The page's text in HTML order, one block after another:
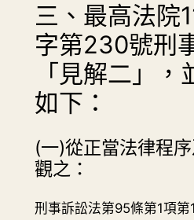
三、最高法院
字第230號刑
「見解二」，
如下：
(一)從正當法律程
觀之：
刑事訴訟法第95條第1項